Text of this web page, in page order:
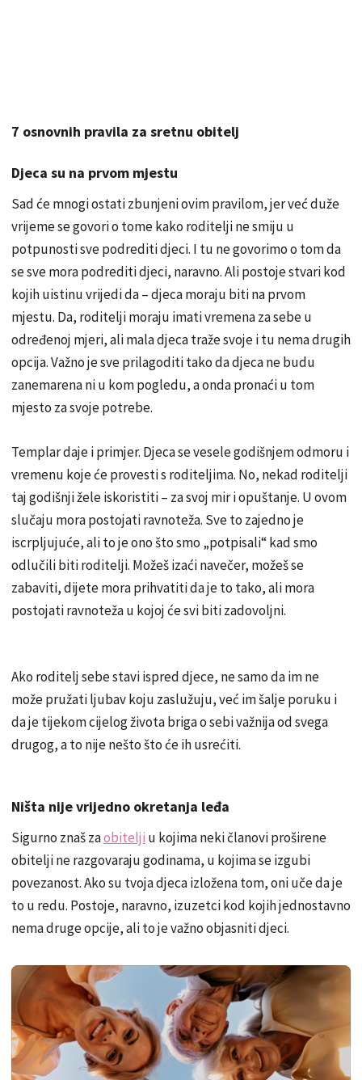
7 osnovnih pravila za sretnu obitelj
Djeca su na prvom mjestu
Sad će mnogi ostati zbunjeni ovim pravilom, jer već duže
vrijeme se govori o tome kako roditelji ne smiju u
potpunosti sve podrediti djeci. I tu ne govorimo o tom da
se sve mora podrediti djeci, naravno. Ali postoje stvari kod
kojih uistinu vrijedi da – djeca moraju biti na prvom
mjestu. Da, roditelji moraju imati vremena za sebe u
određenoj mjeri, ali mala djeca traže svoje i tu nema drugih
opcija. Važno je sve prilagoditi tako da djeca ne budu
zanemarena ni u kom pogledu, a onda pronaći u tom
mjesto za svoje potrebe.
Templar daje i primjer. Djeca se vesele godišnjem odmoru i
vremenu koje će provesti s roditeljima. No, nekad roditelji
taj godišnji žele iskoristiti – za svoj mir i opuštanje. U ovom
slučaju mora postojati ravnoteža. Sve to zajedno je
iscrpljujuće, ali to je ono što smo „potpisali“ kad smo
odlučili biti roditelji. Možeš izaći navečer, možeš se
zabaviti, dijete mora prihvatiti da je to tako, ali mora
postojati ravnoteža u kojoj će svi biti zadovoljni.
Ako roditelj sebe stavi ispred djece, ne samo da im ne
može pružati ljubav koju zaslužuju, već im šalje poruku i
da je tijekom cijelog života briga o sebi važnija od svega
drugog, a to nije nešto što će ih usrećiti.
Ništa nije vrijedno okretanja leđa
Sigurno znaš zaobitelji u kojima neki članovi proširene
obitelji ne razgovaraju godinama, u kojima se izgubi
povezanost. Ako su tvoja djeca izložena tom, oni uče da je
to u redu. Postoje, naravno, izuzetci kod kojih jednostavno
nema druge opcije, ali to je važno objasniti djeci.